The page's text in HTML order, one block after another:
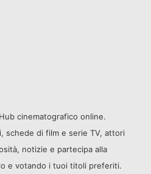
cinematografico online.
schede di film e serie TV, attori
notizie e partecipa alla
e votando i tuoi titoli preferiti.